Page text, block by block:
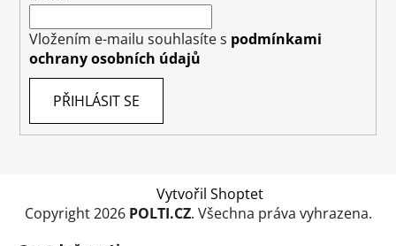
Vložením e-mailu souhlasíte s podmínkami
ochrany osobních údajů
PŘIHLÁSIT SE
Vytvořil Shoptet
Copyright 2026 POLTI.CZ. Všechna práva vyhrazena.